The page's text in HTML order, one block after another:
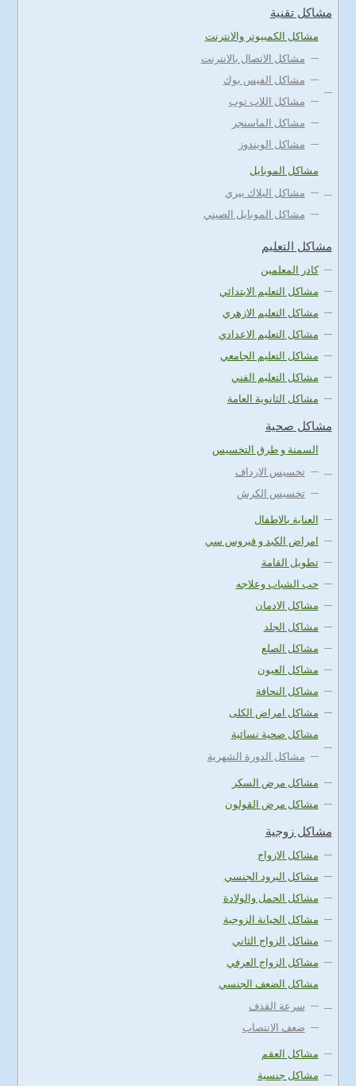
مشاكل تقنية
مشاكل الكمبيوتر والانترنت
مشاكل الاتصال بالانترنت
مشاكل الفيس بوك
مشاكل اللاب توب
مشاكل الماسنجر
مشاكل الويندوز
مشاكل الموبايل
مشاكل البلاك بيري
مشاكل الموبايل الصيني
مشاكل التعليم
كادر المعلمين
مشاكل التعليم الابتدائي
مشاكل التعليم الازهري
مشاكل التعليم الاعدادي
مشاكل التعليم الجامعي
مشاكل التعليم الفني
مشاكل الثانوية العامة
مشاكل صحية
السمنة و طرق التخسيس
تخسيس الارداف
تخسيس الكرش
العناية بالاطفال
امراض الكبد و فيروس سي
تطويل القامة
حب الشباب وعلاجه
مشاكل الادمان
مشاكل الجلد
مشاكل الصلع
مشاكل العيون
مشاكل النحافة
مشاكل امراض الكلى
مشاكل صحية نسائية
مشاكل الدورة الشهرية
مشاكل مرض السكر
مشاكل مرض القولون
مشاكل زوجية
مشاكل الازواج
مشاكل البرود الجنسي
مشاكل الحمل والولادة
مشاكل الخيانة الزوجية
مشاكل الزواج الثاني
مشاكل الزواج العرفي
مشاكل الضعف الجنسي
سرعة القذف
ضعف الانتصاب
مشاكل العقم
مشاكل جنسية